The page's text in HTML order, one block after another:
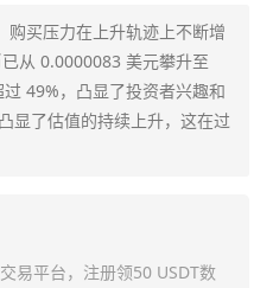
购买压力在上升轨迹上不断增
从 0.0000083 美元攀升至
49%，凸显了投资者兴趣和
显了估值的持续上升，这在过
易平台，注册领50 USDT数